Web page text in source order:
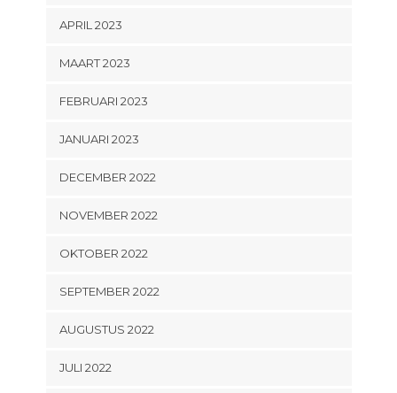
APRIL 2023
MAART 2023
FEBRUARI 2023
JANUARI 2023
DECEMBER 2022
NOVEMBER 2022
OKTOBER 2022
SEPTEMBER 2022
AUGUSTUS 2022
JULI 2022